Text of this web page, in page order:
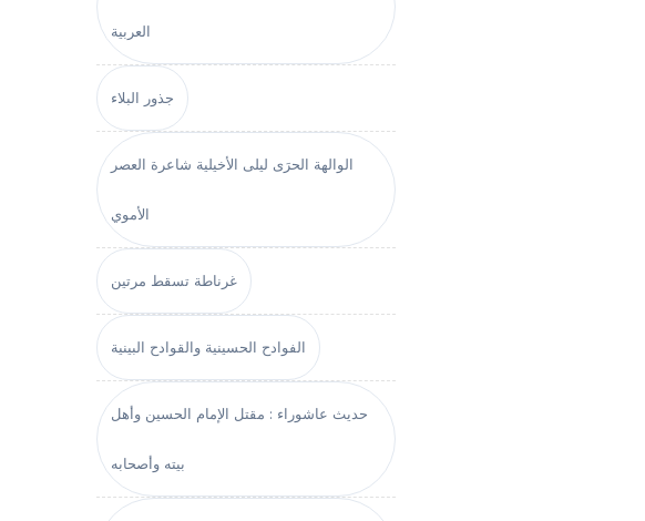
العربية
جذور البلاء
الوالهة الحرَى ليلى الأخيلية شاعرة العصر
الأموي
غرناطة تسقط مرتين
الفوادح الحسينية والقوادح البينية
حديث عاشوراء : مقتل الإمام الحسين وأهل
بيته وأصحابه